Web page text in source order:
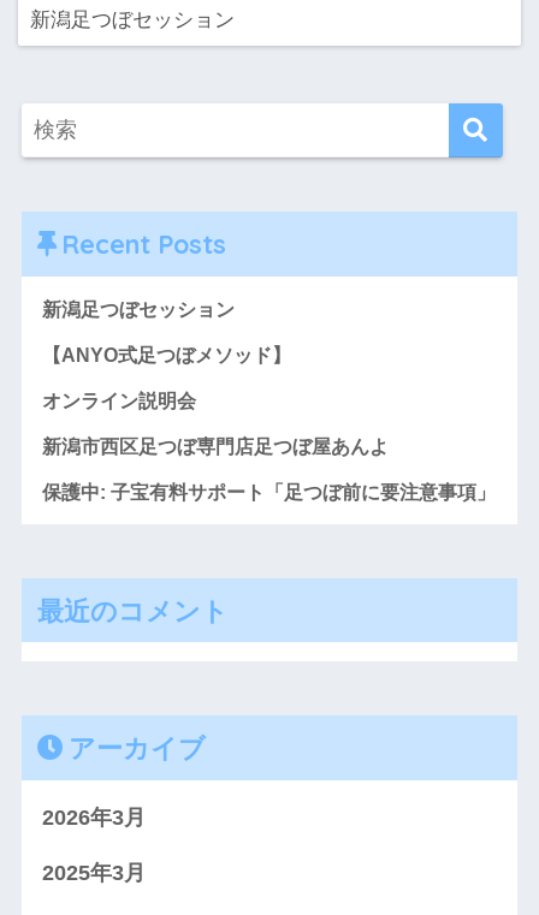
新潟足つぼセッション
Recent Posts
新潟足つぼセッション
【ANYO式足つぼメソッド】
オンライン説明会
新潟市西区足つぼ専門店足つぼ屋あんよ
保護中: 子宝有料サポート「足つぼ前に要注意事項」
最近のコメント
アーカイブ
2026年3月
2025年3月